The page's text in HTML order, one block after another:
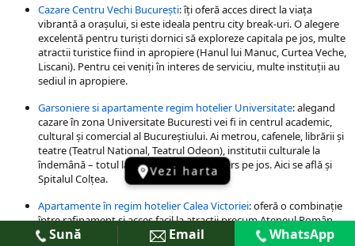
Cazare Centru Vechi București: îți oferă acces direct la viața
vibrantă a orașului, si este ideala pentru city break-uri. O alegere
excelentă pentru turiști dornici să exploreze capitala pe jos, multe
atractii turistice fiind in apropiere (Hanul lui Manuc, Curtea Veche,
Liscani). Pentru cei veniți în interes de serviciu, multe instituții au
sediul in apropiere.
Garsoniere si apartamente regim hotelier Universitate: alegand
cazare în zona Universitate Bucuresti vei fi in centrul academic,
cultural și comercial al Bucureștiului. Ai metrou, cafenele, librării și
teatre (Teatrul National, Teatrul Odeon), institutii culturale la
îndemână – totul la câteva minute de mers pe jos. Aici se află și
Spitalul Colțea.
Apartamente în regim hotelier Calea Victoriei: oferă o combinație
între rafinament și acces facil la atracții precum Ateneul Român,
Muzeul Național de Artă sau Piața Revoluției. Zona este liniștită,
Vezi harta
Sună Email WhatsApp